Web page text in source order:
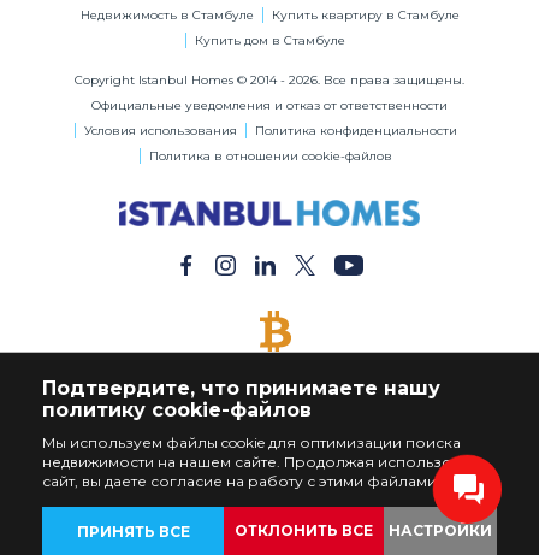
Недвижимость в Стамбуле
Купить квартиру в Стамбуле
Купить дом в Стамбуле
Copyright Istanbul Homes © 2014 - 2026. Все права защищены.
Официальные уведомления и отказ от ответственности
Условия использования
Политика конфиденциальности
Политика в отношении cookie-файлов
Купите Любую Недвижимость за Биткойны
Подтвердите, что принимаете нашу
политику cookie-файлов
Мы используем файлы cookie для оптимизации поиска
недвижимости на нашем сайте. Продолжая использовать
сайт, вы даете согласие на работу с этими файлами.
ПРИНЯТЬ ВСЕ ОТКЛОНИТЬ ВСЕ НАСТРОЙКИ